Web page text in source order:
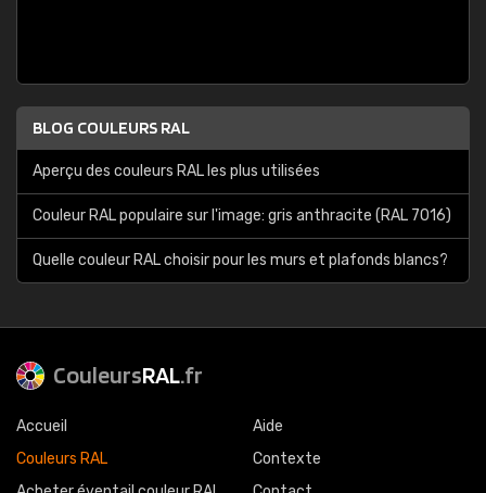
BLOG COULEURS RAL
Aperçu des couleurs RAL les plus utilisées
Couleur RAL populaire sur l'image: gris anthracite (RAL 7016)
Quelle couleur RAL choisir pour les murs et plafonds blancs?
CouleursRAL.fr
Accueil
Couleurs RAL
Aide
Contexte